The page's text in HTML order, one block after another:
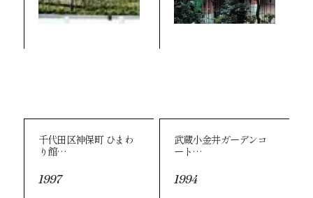
千代田区神保町 ひまわ
り館…
1997
武蔵小金井ガーデンコ
ート…
1994